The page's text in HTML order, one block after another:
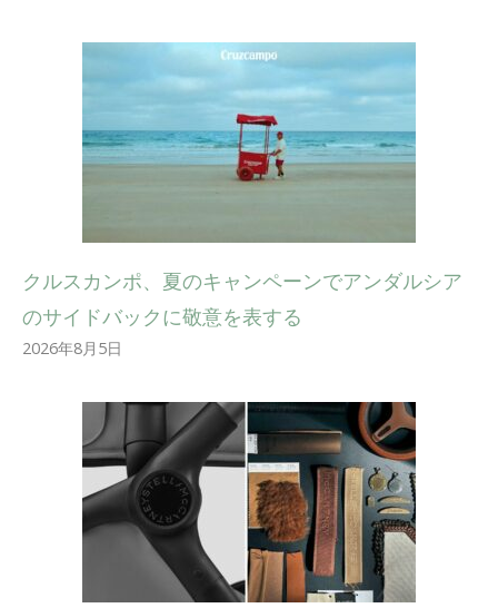
クルスカンポ、夏のキャンペーンでアンダルシア
のサイドバックに敬意を表する
2026年8月5日